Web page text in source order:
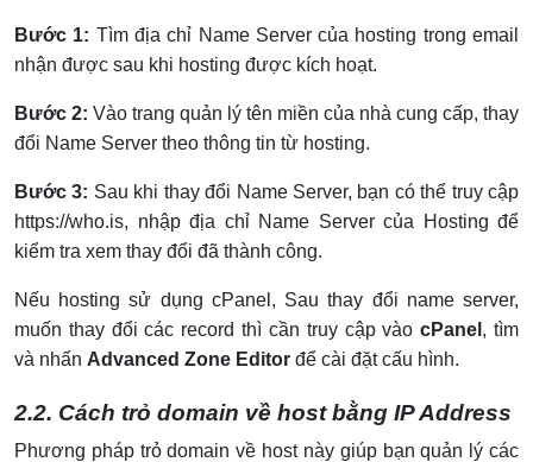
Bước 1: Tìm địa chỉ Name Server của hosting trong email
nhận được sau khi hosting được kích hoạt.
Bước 2: Vào trang quản lý tên miền của nhà cung cấp, thay
đổi Name Server theo thông tin từ hosting.
Bước 3: Sau khi thay đổi Name Server, bạn có thể truy cập
https://who.is, nhập địa chỉ Name Server của Hosting để
kiểm tra xem thay đổi đã thành công.
Nếu hosting sử dụng cPanel, Sau thay đổi name server,
muốn thay đổi các record thì cần truy cập vàocPanel , tìm
và nhấn Advanced Zone Editor để cài đặt cấu hình.
2.2. Cách trỏ domain về host bằng IP Address
Phương pháp trỏ domain về host này giúp bạn quản lý các